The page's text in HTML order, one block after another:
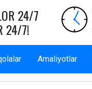
24/7
24/7!
Amaliyotlar